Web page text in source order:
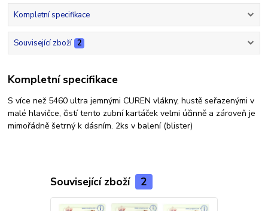
Kompletní specifikace
Související zboží 2
Kompletní specifikace
S více než 5460 ultra jemnými CUREN vlákny, hustě seřazenými v
malé hlavičce, čistí tento zubní kartáček velmi účinně a zároveň je
mimořádně šetrný k dásním. 2ks v balení (blister)
Související zboží 2